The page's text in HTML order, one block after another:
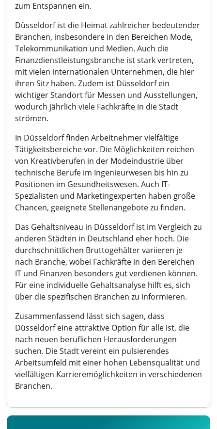
zum Entspannen ein.
Düsseldorf ist die Heimat zahlreicher bedeutender
Branchen, insbesondere in den Bereichen Mode,
Telekommunikation und Medien. Auch die
Finanzdienstleistungsbranche ist stark vertreten,
mit vielen internationalen Unternehmen, die hier
ihren Sitz haben. Zudem ist Düsseldorf ein
wichtiger Standort für Messen und Ausstellungen,
wodurch jährlich viele Fachkräfte in die Stadt
strömen.
In Düsseldorf finden Arbeitnehmer vielfältige
Tätigkeitsbereiche vor. Die Möglichkeiten reichen
von Kreativberufen in der Modeindustrie über
technische Berufe im Ingenieurwesen bis hin zu
Positionen im Gesundheitswesen. Auch IT-
Spezialisten und Marketingexperten haben große
Chancen, geeignete Stellenangebote zu finden.
Das Gehaltsniveau in Düsseldorf ist im Vergleich zu
anderen Städten in Deutschland eher hoch. Die
durchschnittlichen Bruttogehälter variieren je
nach Branche, wobei Fachkräfte in den Bereichen
IT und Finanzen besonders gut verdienen können.
Für eine individuelle Gehaltsanalyse hilft es, sich
über die spezifischen Branchen zu informieren.
Zusammenfassend lässt sich sagen, dass
Düsseldorf eine attraktive Option für alle ist, die
nach neuen beruflichen Herausforderungen
suchen. Die Stadt vereint ein pulsierendes
Arbeitsumfeld mit einer hohen Lebensqualität und
vielfältigen Karrieremöglichkeiten in verschiedenen
Branchen.